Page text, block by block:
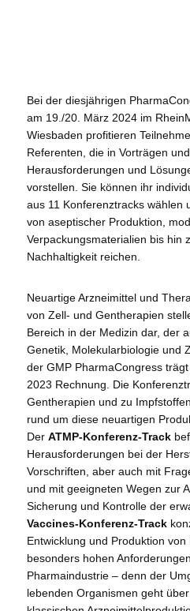
Bei der diesjährigen
am 19./20. März 2024 im
Wiesbaden profitieren
Referenten, die in Vorträgen
Herausforderungen und
vorstellen. Sie können ihr
aus 11 Konferenztracks wählen
von aseptischer Produktion,
Verpackungsmaterialien bis hin
Nachhaltigkeit reichen.
Neuartige Arzneimittel und
von Zell- und Gentherapien
Bereich in der Medizin dar, der
Genetik, Molekularbiologie und
der GMP PharmaCongress
2023 Rechnung. Die
Gentherapien und zu
rund um diese neuartigen
Der ATMP-Konferenz-Track
Herausforderungen bei der
Vorschriften, aber auch mit
und mit geeigneten Wegen zur
Sicherung und Kontrolle der
Vaccines-Konferenz-Track
Entwicklung und Produktion
besonders hohen
Pharmaindustrie – denn der
lebenden Organismen geht